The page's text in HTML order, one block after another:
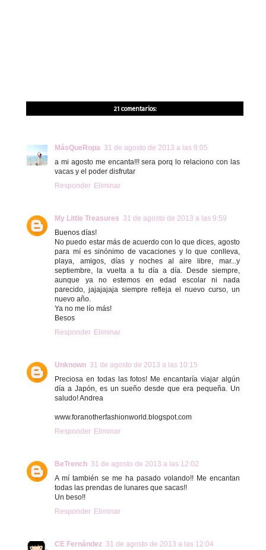
21 comentarios:
MásQueRopa 31 de agosto de 2013 a las 9:05
a mi agosto me encanta!!! sera porq lo relaciono con las
vacas y el poder disfrutar
Responder Eliminar
My Little Treasures 31 de agosto de 2013 a las 9:59
Buenos días!
No puedo estar más de acuerdo con lo que dices, agosto
para mí es sinónimo de vacaciones y lo que conlleva,
playa, amigos, días y noches al aire libre, mar...y
septiembre, la vuelta a tu día a día. Desde siempre,
aunque ya no estemos en edad escolar ni nada
parecido, jajajajaja siempre refleja el nuevo curso, un
nuevo año.
Ya no me lío más!
Besos
Responder Eliminar
Unknown 31 de agosto de 2013 a las 10:15
Preciosa en todas las fotos! Me encantaría viajar algún
día a Japón, es un sueño desde que era pequeña. Un
saludo! Andrea
www.foranotherfashionworld.blogspot.com
Responder Eliminar
BeTrench 31 de agosto de 2013 a las 12:02
A mí también se me ha pasado volando!! Me encantan
todas las prendas de lunares que sacas!!
Un beso!!
Responder Eliminar
CE Fernández 31 de agosto de 2013 a las 12:04